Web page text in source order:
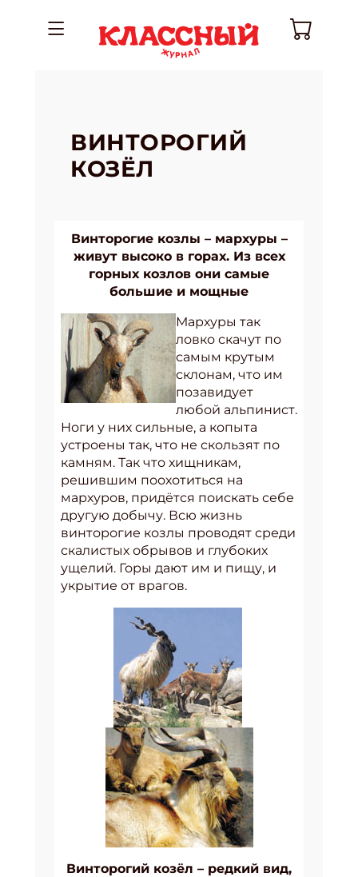
ВИНТОРОГИЙ
КОЗЁЛ
Винторогие козлы – мархуры –
живут высоко в горах. Из всех
горных козлов они самые
большие и мощные
Мархуры так
ловко скачут по
самым крутым
склонам, что им
позавидует
любой альпинист.
Ноги у них сильные, а копыта
устроены так, что не скользят по
камням. Так что хищникам,
решившим поохотиться на
мархуров, придётся поискать себе
другую добычу. Всю жизнь
винторогие козлы проводят среди
скалистых обрывов и глубоких
ущелий. Горы дают им и пищу, и
укрытие от врагов.
Винторогий козёл – редкий вид,